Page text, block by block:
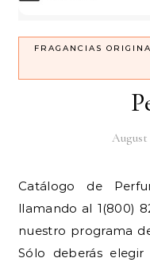
FRAGANCIAS
August
Catálogo de Perfumes Ordena tus Catalogos
llamando al 1(800)
nuestro programa
Sólo deberás